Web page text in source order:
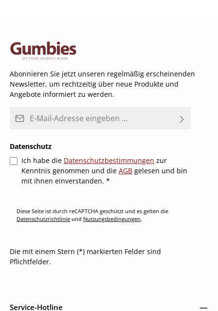
Abonnieren Sie jetzt unseren regelmäßig erscheinenden
Newsletter, um rechtzeitig über neue Produkte und
Angebote informiert zu werden.
Datenschutz
Ich habe die Datenschutzbestimmungen zur
Kenntnis genommen und die AGB gelesen und bin
mit ihnen einverstanden. *
Diese Seite ist durch reCAPTCHA geschützt und es gelten die
Datenschutzrichtlinie und Nutzungsbedingungen.
Die mit einem Stern (*) markierten Felder sind
Pflichtfelder.
Service-Hotline